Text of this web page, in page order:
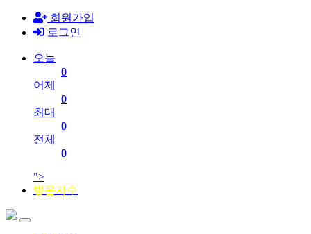
회원가입
로그인
오늘
0
어제
0
최대
0
전체
0
">
방문자수